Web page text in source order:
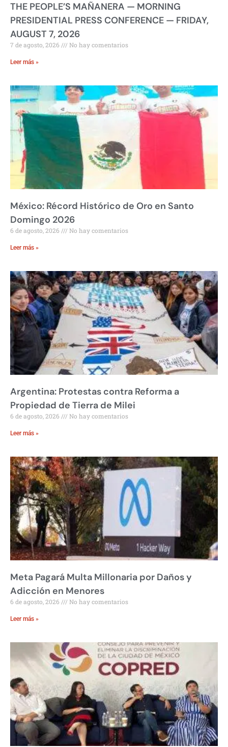
THE PEOPLE’S MAÑANERA — MORNING
PRESIDENTIAL PRESS CONFERENCE — FRIDAY,
AUGUST 7, 2026
7 de agosto, 2026 No hay comentarios
Leer más »
México: Récord Histórico de Oro en Santo
Domingo 2026
6 de agosto, 2026 No hay comentarios
Leer más »
Argentina: Protestas contra Reforma a
Propiedad de Tierra de Milei
6 de agosto, 2026 No hay comentarios
Leer más »
Meta Pagará Multa Millonaria por Daños y
Adicción en Menores
6 de agosto, 2026 No hay comentarios
Leer más »